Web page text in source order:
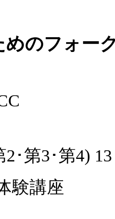
めのフォー
･第3･第4)
験講座